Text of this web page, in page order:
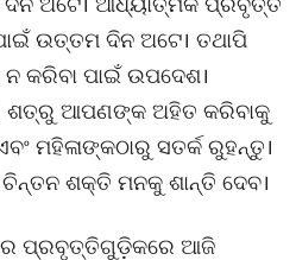
ଉତ୍ତମ ଦିନ ଅଟେ। ତଥାପି
କରିବା ପାଇଁ ଉପଦେଶ।
ଶତ୍ରୁ ଆପଣଙ୍କ ଅହିତ କରିବାକୁ
ମହିଳାଙ୍କଠାରୁ ସତର୍କ ରୁହନ୍ତୁ।
ଶକ୍ତି ମନକୁ ଶାନ୍ତି ଦେବ।
ପ୍ରବୃତ୍ତିଗୁଡ଼ିକରେ ଆଜି